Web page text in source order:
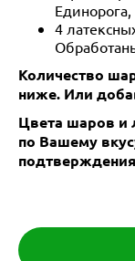
4
Количество
ниже. Или
Цвета шаров и
по Вашему
подтверждения